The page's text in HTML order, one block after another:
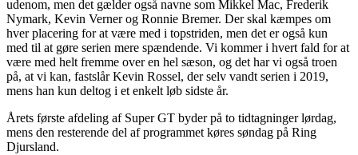
udenom, men det gælder også navne som Mikkel Mac, Frederik
Nymark, Kevin Verner og Ronnie Bremer. Der skal kæmpes om
hver placering for at være med i topstriden, men det er også kun
med til at gøre serien mere spændende. Vi kommer i hvert fald for at
være med helt fremme over en hel sæson, og det har vi også troen
på, at vi kan, fastslår Kevin Rossel, der selv vandt serien i 2019,
mens han kun deltog i et enkelt løb sidste år.
Årets første afdeling af Super GT byder på to tidtagninger lørdag,
mens den resterende del af programmet køres søndag på Ring
Djursland.